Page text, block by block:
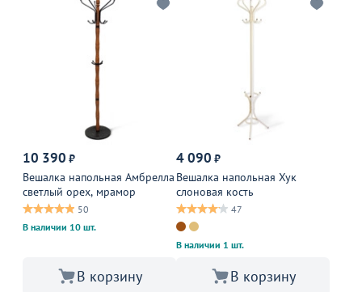
10 390 ₽
Вешалка напольная Амбрелла
светлый орех, мрамор
50
В наличии 10 шт.
В корзину
4 090 ₽
Вешалка напольная Хук
слоновая кость
47
В наличии 1 шт.
В корзину